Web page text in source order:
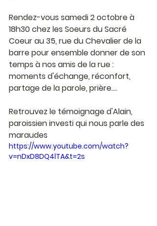
Rendez-vous samedi 2 octobre à
18h30 chez les Soeurs du Sacré
Coeur au 35, rue du Chevalier de la
barre pour ensemble donner de son
temps à nos amis de la rue :
moments d'échange, réconfort,
partage de la parole, prière....
Retrouvez le témoignage d'Alain,
paroissien investi qui nous parle des
maraudes
https://www.youtube.com/watch?
v=nDxD8DQ4lTA&t=2s